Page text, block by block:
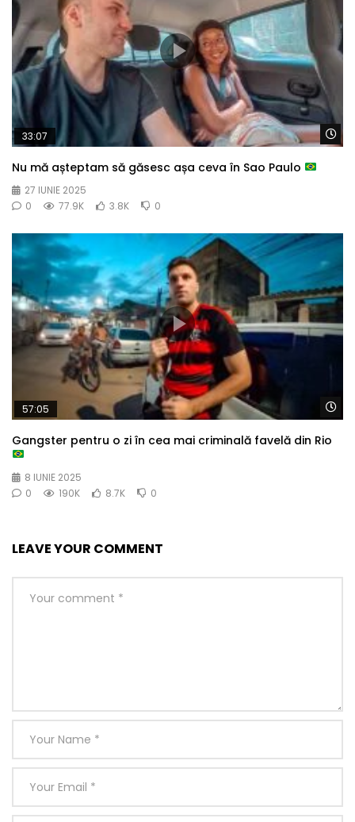
33:07
Nu mă așteptam să găsesc așa ceva în Sao Paulo
27 IUNIE 2025
0
77.9K 3.8K 0
57:05
Gangster pentru o zi în cea mai criminală favelă din Rio
8 IUNIE 2025
0
190K 8.7K 0
LEAVE YOUR COMMENT